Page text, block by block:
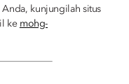
Anda, kunjungilah situs
ke mohg-